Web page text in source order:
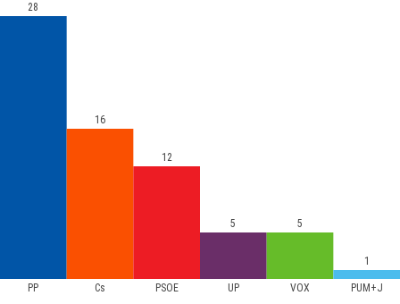
PP Cs PSOE UP VOX PUM+J
28
16
12
5 5
1